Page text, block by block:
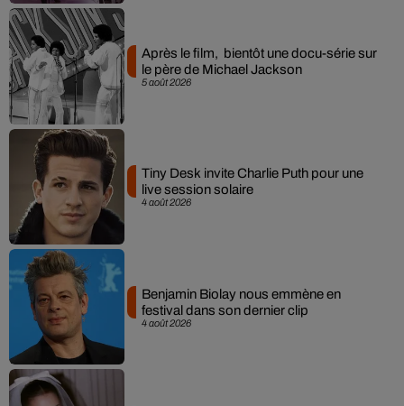
5 août 2026
Après le film, bientôt une docu-série sur
le père de Michael Jackson
4 août 2026
Tiny Desk invite Charlie Puth pour une
live session solaire
4 août 2026
Benjamin Biolay nous emmène en
festival dans son dernier clip